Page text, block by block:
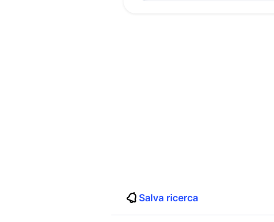
Salva ricerca